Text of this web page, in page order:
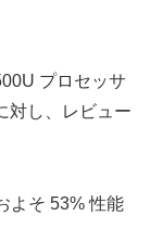
プロセッサ
対し、レビュー
よそ 53% 性能